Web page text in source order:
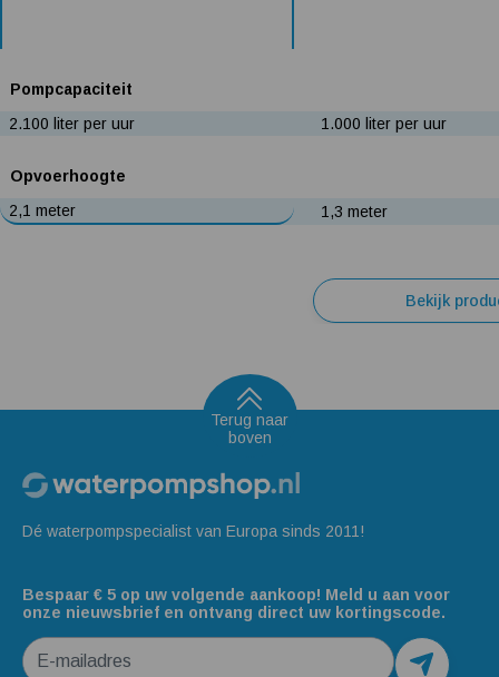
Pompcapaciteit
2.100 liter per uur
1.000 liter per uur
Opvoerhoogte
2,1 meter
1,3 meter
Bekijk
Terug naar
boven
Dé waterpompspecialist van Europa sinds 2011!
Bespaar € 5 op uw volgende aankoop! Meld u aan voor
onze nieuwsbrief en ontvang direct uw kortingscode.
E-mailadres